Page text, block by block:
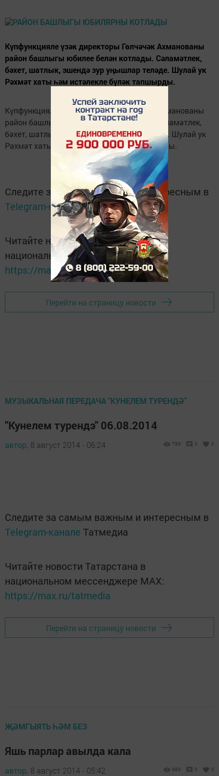
Күпфункцияле үзәк директоры Гөлчәчәк Ахманованы
район башлыгы юбилее белән котлады. Сәламәтлек,
бәхет, шатлык, эшендә зур уңышлар теләде. Шулай ук
Рәхмәт хаты һәм истәлекле бүләк тапшырды.
Күпфункцияле үзәк директоры Гөлчәчәк Ахманованы
район башлыгы юбилее белән котлады. Сәламәтлек,
бәхет, шатлык, эшендә зур уңышлар теләде. Шулай ук
Рәхмәт хаты һәм истәлекле бүләк тапшырды.
Следите за самым важным и интересным в
Telegram-каналеТатмедиа
Читайте новости Татарстана в
национальном мессенджере MАХ:
https://max.ru/tatmedia
Перейти на страницу новости
МУЗЫКАЛЬНАЯ ПЕРЕДАЧА "КУНЕЛЕМ ТУРЕНДӘ"
"Кунелем турендэ" 06.08.2014
автор, 8 август 2014 - 06:24 789 0 0
Следите за самым важным и интересным в
Telegram-канале Татмедиа
Читайте новости Татарстана в
национальном мессенджере MАХ:
https://max.ru/tatmedia
Перейти на страницу новости
ҖӘМГЫЯТЬ ҺӘМ БЕЗ
Яшь парлар авылда кала
автор, 8 август 2014 - 05:42 985 0 0